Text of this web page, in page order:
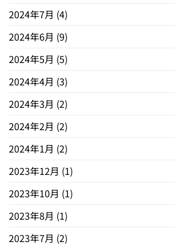
2024年7月 (4)
2024年6月 (9)
2024年5月 (5)
2024年4月 (3)
2024年3月 (2)
2024年2月 (2)
2024年1月 (2)
2023年12月 (1)
2023年10月 (1)
2023年8月 (1)
2023年7月 (2)